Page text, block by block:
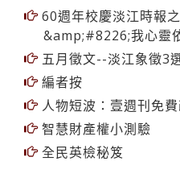
60週年校慶淡江時報
&amp;#8226;我心靈
五月徵文--淡江象徵3
編者按
人物短波：壹週刊免
智慧財產權小測驗
全民英檢秘笈